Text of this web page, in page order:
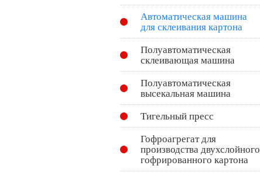
Автоматическая машина
для склеивания картона
Полуавтоматическая
склеивающая машина
Полуавтоматическая
высекальная машина
Тигельный пресс
Гофроагрегат для
производства двухслойного
гофрированного картона